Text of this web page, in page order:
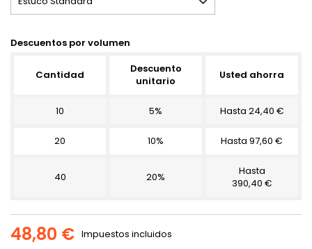
Descuentos por volumen
Cantidad
Descuento
unitario
Usted ahorra
10 5% Hasta 24,40 €
20 10% Hasta 97,60 €
40 20%
Hasta
390,40 €
48,80 € Impuestos incluidos